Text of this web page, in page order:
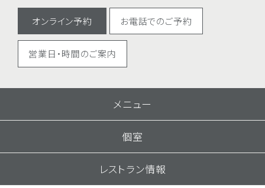
オンライン予約 お電話でのご予約
営業日・時間のご案内
メニュー
個室
レストラン情報